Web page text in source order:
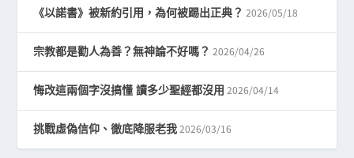
《以諾書》被新約引用，為何被踢出正典？ 2026/05/18
宗教都是勸人為善？無神論不好嗎？ 2026/04/26
悔改這兩個字沒搞懂 讀多少聖經都沒用 2026/04/14
挑戰虛偽信仰、徹底降服老我 2026/03/16